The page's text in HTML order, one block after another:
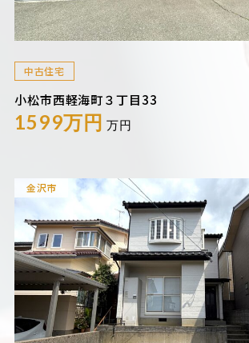
中古住宅
小松市西軽海町３丁目33
1599万円 万円
金沢市